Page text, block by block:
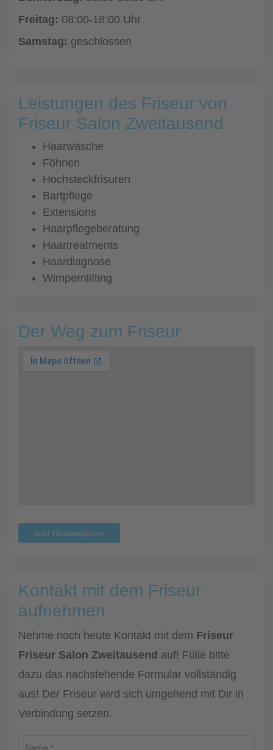
Freitag: 08:00-18:00 Uhr
Samstag: geschlossen
Leistungen des Friseur von
Friseur Salon Zweitausend
Haarwäsche
Föhnen
Hochsteckfrisuren
Bartpflege
Extensions
Haarpflegeberatung
Haartreatments
Haardiagnose
Wimpernlifting
Der Weg zum Friseur
zum Routenplaner
Kontakt mit dem Friseur
aufnehmen
Nehme noch heute Kontakt mit dem Friseur
Friseur Salon Zweitausend auf! Fülle bitte
dazu das nachstehende Formular vollständig
aus! Der Friseur wird sich umgehend mit Dir in
Verbindung setzen.